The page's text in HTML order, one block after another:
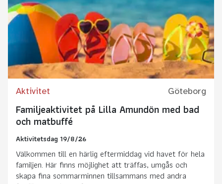
Aktivitet Göteborg
Familjeaktivitet på Lilla Amundön med bad
och matbuffé
Aktivitetsdag 19/8/26
Välkommen till en härlig eftermiddag vid havet för hela
familjen. Här finns möjlighet att träffas, umgås och
skapa fina sommarminnen tillsammans med andra